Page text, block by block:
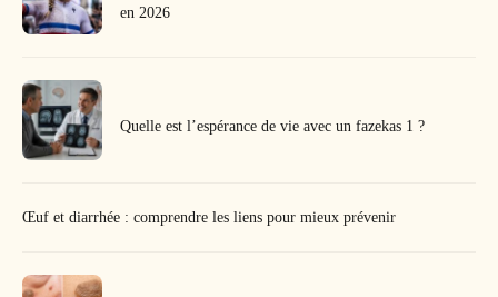
en 2026
Quelle est l’espérance de vie avec un fazekas 1 ?
Œuf et diarrhée : comprendre les liens pour mieux prévenir